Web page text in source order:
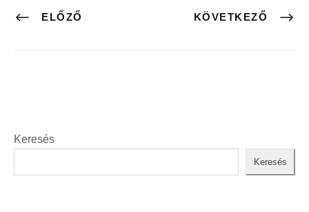
ELŐZŐ KÖVETKEZŐ
Keresés
Keresés